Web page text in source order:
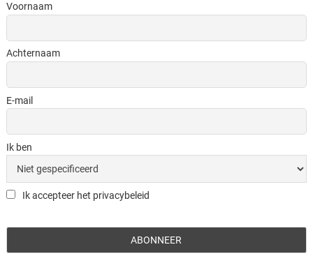
Voornaam
Achternaam
E-mail
Ik ben
Ik accepteer het privacybeleid